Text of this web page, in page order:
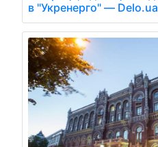
в "Укренерго" — Delo.ua